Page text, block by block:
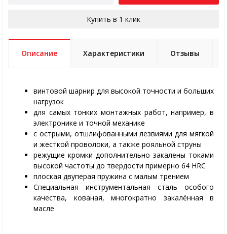
Купить в 1 клик
Описание Характеристики Отзывы
винтовой шарнир для высокой точности и больших
нагрузок
для самых тонких монтажных работ, например, в
электронике и точной механике
с острыми, отшлифованными лезвиями для мягкой
и жесткой проволоки, а также рояльной струны
режущие кромки дополнительно закалены токами
высокой частоты до твердости примерно 64 HRC
плоская двуперая пружина с малым трением
Специальная инструментальная сталь особого
качества, кованая, многократно закалённая в
масле